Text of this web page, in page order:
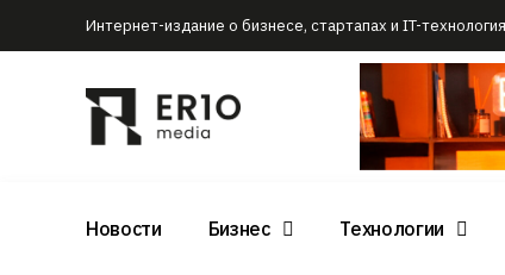
Интернет-издание о бизнесе, стартапах и IT-
Новости Бизнес Технологии